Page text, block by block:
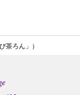
茶ろん」）